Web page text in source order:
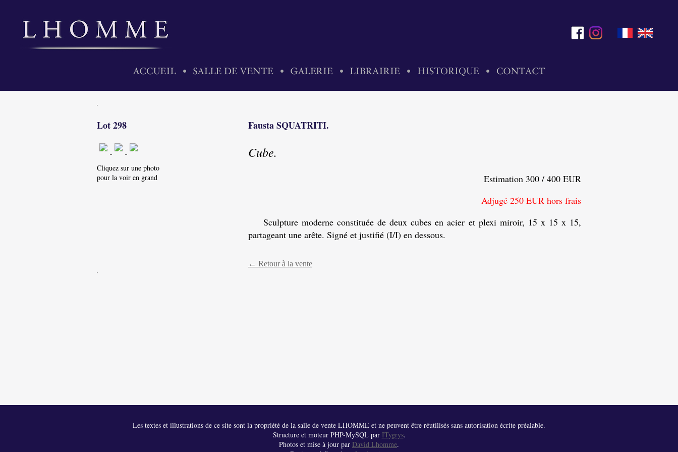
Lot 298
Cliquez sur une photo
pour la voir en grand
Fausta SQUATRITI.
Cube.
Estimation 300 / 400 EUR
Adjugé 250 EUR hors frais
Sculpture moderne constituée de deux cubes en acier et plexi miroir, 15 x 15 x 15,
partageant une arête. Signé et justifié (I/I) en dessous.
← Retour à la vente
Les textes et illustrations de ce site sont la propriété de la salle de vente LHOMME et ne peuvent être réutilisés sans autorisation écrite préalable.
Structure et moteur PHP-MySQL par ITygrys.
Photos et mise à jour par David Lhomme.